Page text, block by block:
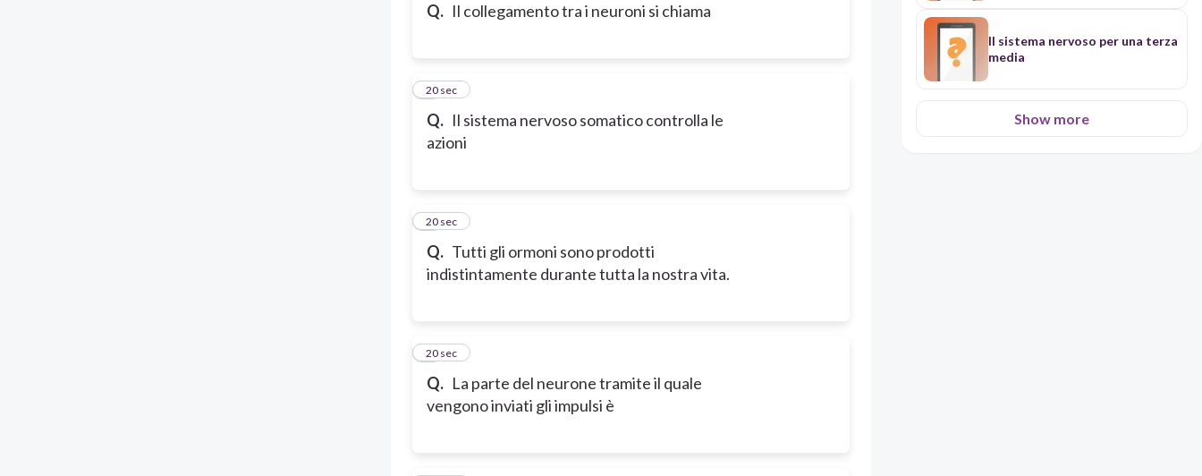
Q. Il collegamento tra i neuroni si chiama
Q. Il sistema nervoso somatico controlla le
azioni
6
20 sec
Q. Tutti gli ormoni sono prodotti
indistintamente durante tutta la nostra vita.
7
20 sec
Q. La parte del neurone tramite il quale
vengono inviati gli impulsi è
8
20 sec
Il sistema nervoso per una terza
media
Show more